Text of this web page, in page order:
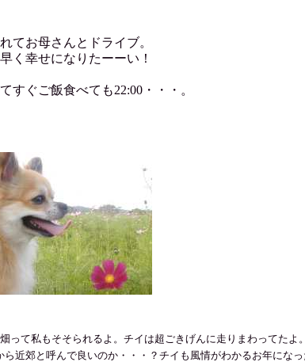
てお母さんとドライブ。
く幸せになりたーーい！
すぐご飯食べても22:00・・・。
て私もそそられるよ。チイは超ごきげんに走りまわってたよ
近郊と呼んで良いのか・・・？チイも風情がわかるお年になっ